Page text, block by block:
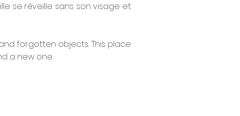
se réveille sans son visage et
forgotten objects. This place
a new one.